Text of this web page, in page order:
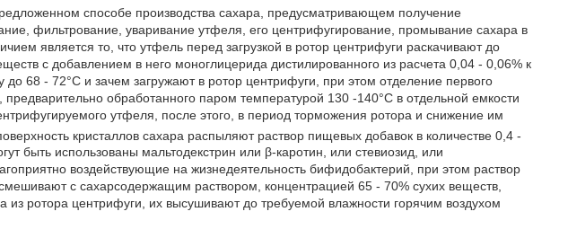
способе производства сахара, предусматривающем получение
фильтрование, уваривание утфеля, его центрифугирование, промывание сахара в
является то, что утфель перед загрузкой в ротор центрифуги раскачивают до
с добавлением в него моноглицерида дистилированного из расчета 0,04 - 0,06% к
до 68 - 72°С и зачем загружают в ротор центрифуги, при этом отделение первого
предварительно обработанного паром температурой 130 -140°С в отдельной емкости
утфеля, после этого, в период торможения ротора и снижение им
кристаллов сахара распыляют раствор пищевых добавок в количестве 0,4 -
быть использованы мальтодекстрин или β-каротин, или стевиозид, или
воздействующие на жизнедеятельность бифидобактерий, при этом раствор
с сахарсодержащим раствором, концентрацией 65 - 70% сухих веществ,
из ротора центрифуги, их высушивают до требуемой влажности горячим воздухом